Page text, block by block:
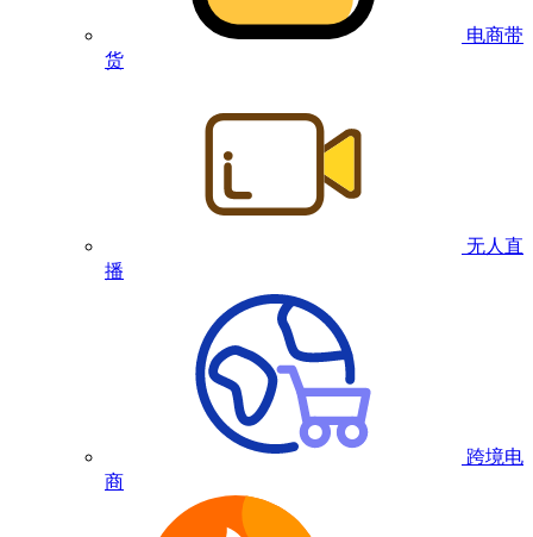
电商带
货
无人直
播
跨境电
商